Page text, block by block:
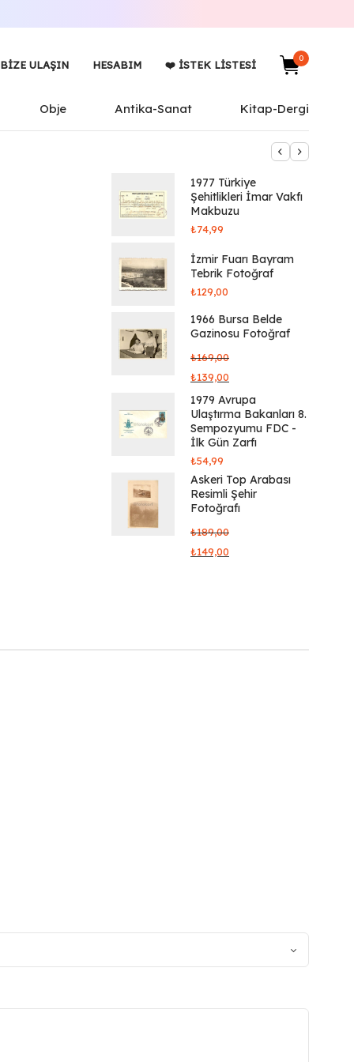
BIZE ULAŞIN HESABIM ❤️ İSTEK LISTESI
0
Obje Antika-Sanat Kitap-Dergi
1977 Türkiye
Şehitlikleri İmar Vakfı
Makbuzu
₺74,99
İzmir Fuarı Bayram
Tebrik Fotoğraf
₺129,00
1966 Bursa Belde
Gazinosu Fotoğraf
₺169,00
₺139,00
1979 Avrupa
Ulaştırma Bakanları 8.
Sempozyumu FDC -
İlk Gün Zarfı
₺54,99
Askeri Top Arabası
Resimli Şehir
Fotoğrafı
₺189,00
₺149,00